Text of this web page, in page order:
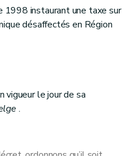
1998 instaurant une taxe sur
désaffectés en Région
vigueur le jour de sa
.